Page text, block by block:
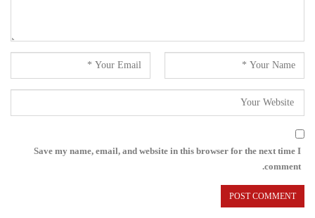
Save my name, email, and website in this browser for the next time I
comment.